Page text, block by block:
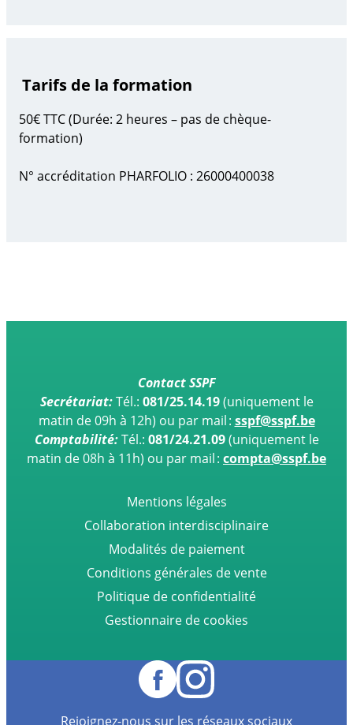
Tarifs de la formation
50€ TTC (Durée: 2 heures – pas de chèque-
formation)
N° accréditation PHARFOLIO : 26000400038
Contact SSPF
Secrétariat:Tél.: 081/25.14.19(uniquement le
matin de 09h à 12h) ou par mail : sspf@sspf.be
Comptabilité:Tél.: 081/24.21.09(uniquement le
matin de 08h à 11h) ou par mail : compta@sspf.be
Mentions légales
Collaboration interdisciplinaire
Modalités de paiement
Conditions générales de vente
Politique de confidentialité
Gestionnaire de cookies
Rejoignez-nous sur les réseaux sociaux